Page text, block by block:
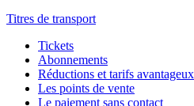
Titres de transport
Tickets
Abonnements
Réductions et tarifs avantageux
Les points de vente
Le paiement sans contact